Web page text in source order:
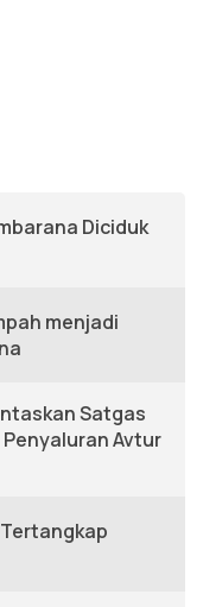
Diciduk
menjadi
Satgas
Avtur
Tertangkap